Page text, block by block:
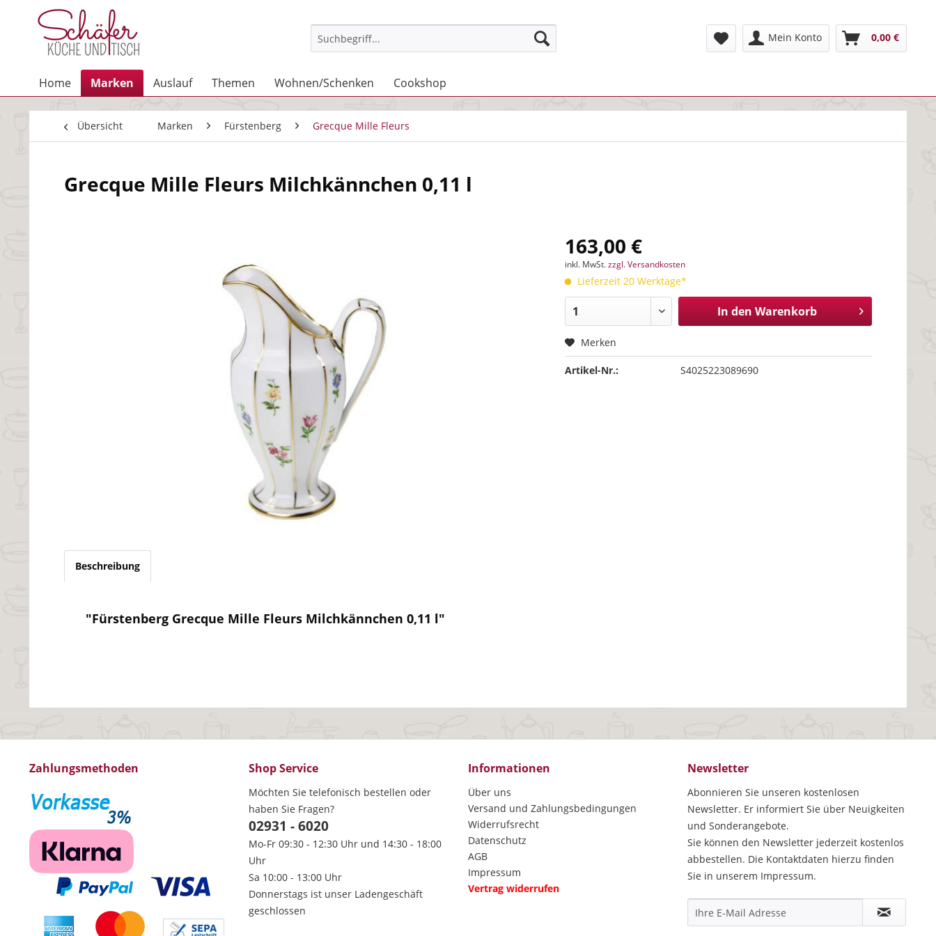
Mein Konto 0,00 €
Home Marken Auslauf Themen Wohnen/Schenken Cookshop
Übersicht Marken Fürstenberg Grecque Mille Fleurs
Grecque Mille Fleurs Milchkännchen 0,11 l
163,00 €
inkl. MwSt.zzgl. Versandkosten
Lieferzeit 20 Werktage*
In den Warenkorb
Merken
Artikel-Nr.: S4025223089690
Beschreibung
"Fürstenberg Grecque Mille Fleurs Milchkännchen 0,11 l"
Zahlungsmethoden Shop Service
Möchten Sie telefonisch bestellen oder
haben Sie Fragen?
02931 - 6020
Mo-Fr 09:30 - 12:30 Uhr und 14:30 - 18:00
Uhr
Sa 10:00 - 13:00 Uhr
Donnerstags ist unser Ladengeschäft
geschlossen
Informationen
Über uns
Versand und Zahlungsbedingungen
Widerrufsrecht
Datenschutz
AGB
Impressum
Vertrag widerrufen
Newsletter
Abonnieren Sie unseren kostenlosen
Newsletter. Er informiert Sie über Neuigkeiten
und Sonderangebote.
Sie können den Newsletter jederzeit kostenlos
abbestellen. Die Kontaktdaten hierzu finden
Sie in unserem Impressum.